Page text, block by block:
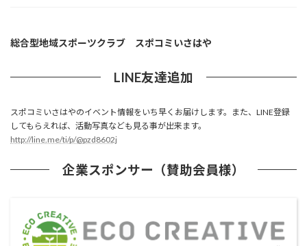
総合型地域スポーツクラブ スポコミいさはや
LINE友達追加
スポコミいさはやのイベント情報をいち早くお届けします。また、LINE登録
してもらえれば、活動写真なども見る事が出来ます。
http://line.me/ti/p/@pzd8602j
企業スポンサー（賛助会員様）